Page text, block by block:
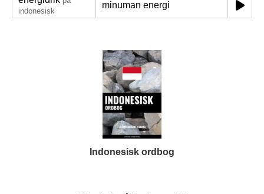
indonesisk
minuman energi
Indonesisk ordbog